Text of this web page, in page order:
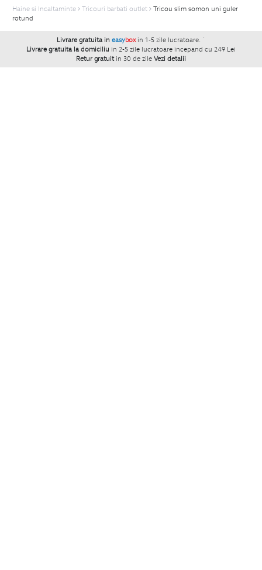
Haine si Incaltaminte Tricouri barbati outlet
Tricou slim somon uni guler
rotund
Livrare gratuita in easybox in 1-5 zile lucratoare. `
Livrare gratuita la domiciliu in 2-5 zile lucratoare incepand cu 249 Lei
Retur gratuit in 30 de zile Vezi detalii